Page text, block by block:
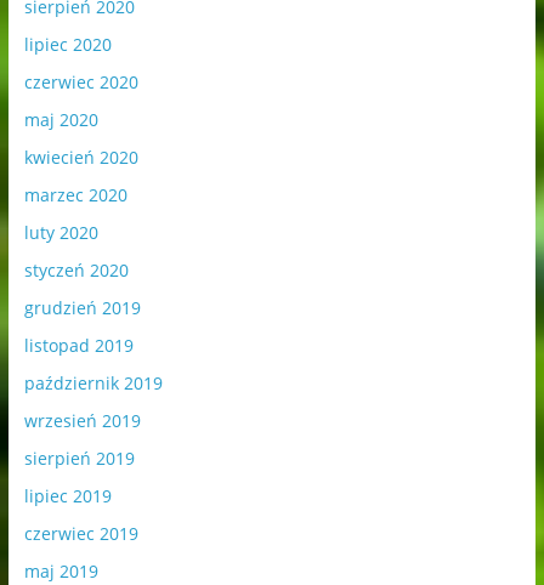
sierpień 2020
lipiec 2020
czerwiec 2020
maj 2020
kwiecień 2020
marzec 2020
luty 2020
styczeń 2020
grudzień 2019
listopad 2019
październik 2019
wrzesień 2019
sierpień 2019
lipiec 2019
czerwiec 2019
maj 2019